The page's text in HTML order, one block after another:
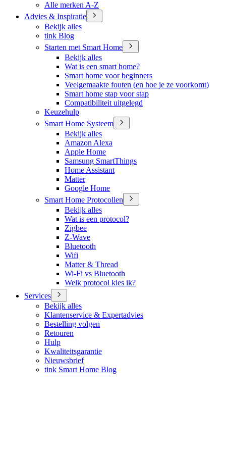
Alle merken A-Z
Advies & Inspiratie
Bekijk alles
tink Blog
Starten met Smart Home
Bekijk alles
Wat is een smart home?
Smart home voor beginners
Veelgemaakte fouten (en hoe je ze voorkomt)
Smart home stap voor stap
Compatibiliteit uitgelegd
Keuzehulp
Smart Home Systeem
Bekijk alles
Amazon Alexa
Apple Home
Samsung SmartThings
Home Assistant
Matter
Google Home
Smart Home Protocollen
Bekijk alles
Wat is een protocol?
Zigbee
Z-Wave
Bluetooth
Wifi
Matter & Thread
Wi-Fi vs Bluetooth
Welk protocol kies ik?
Services
Bekijk alles
Klantenservice & Expertadvies
Bestelling volgen
Retouren
Hulp
Kwaliteitsgarantie
Nieuwsbrief
tink Smart Home Blog